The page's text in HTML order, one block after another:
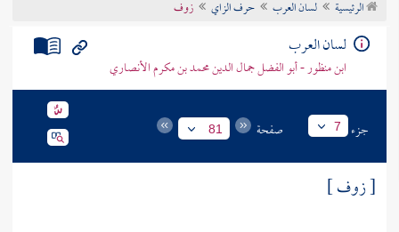
تراجم الأعلام
الرئيسية لسان العرب حرف الزاي زوف
لسان العرب
ابن منظور - أبو الفضل جمال الدين محمد بن مكرم الأنصاري
جزء 7 صفحة 81
[ زوف ]